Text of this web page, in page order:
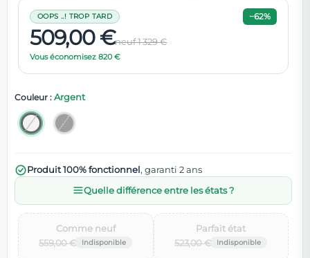
509,00 €neuf 1 329 €
Vous économisez 820 €
OOPS ..! TROP TARD −62%
Couleur : Argent
Produit 100% fonctionnel, garanti 2 ans
Quelle différence entre les états ?
559,00 €
Comme neuf‌
523,00 €
Parfait état‌